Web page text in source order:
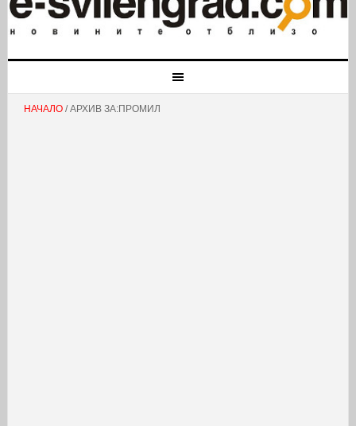
НАЧАЛО/ АРХИВ ЗА:ПРОМИЛ